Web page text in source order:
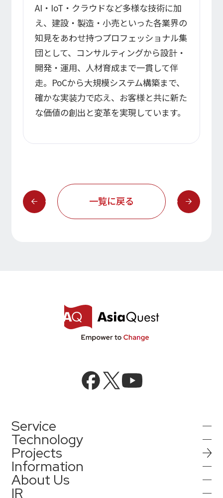
AI・IoT・クラウドなど多様な技術に加
え、建設・製造・小売といった各業界の
知見をあわせ持つプロフェッショナル集
団として、コンサルティングから設計・
開発・運用、人材育成まで一貫して伴
走。PoCから大規模システム構築まで、
確かな実装力で応え、お客様と共に新た
な価値の創出と変革を実現しています。
一覧に戻る
Service
AIインテグレーション
AIソリューション
Technology
AI／生成AI
AIエージェント／生成AI／LLM
Projects
Information
インフォメーション
About Us
IR